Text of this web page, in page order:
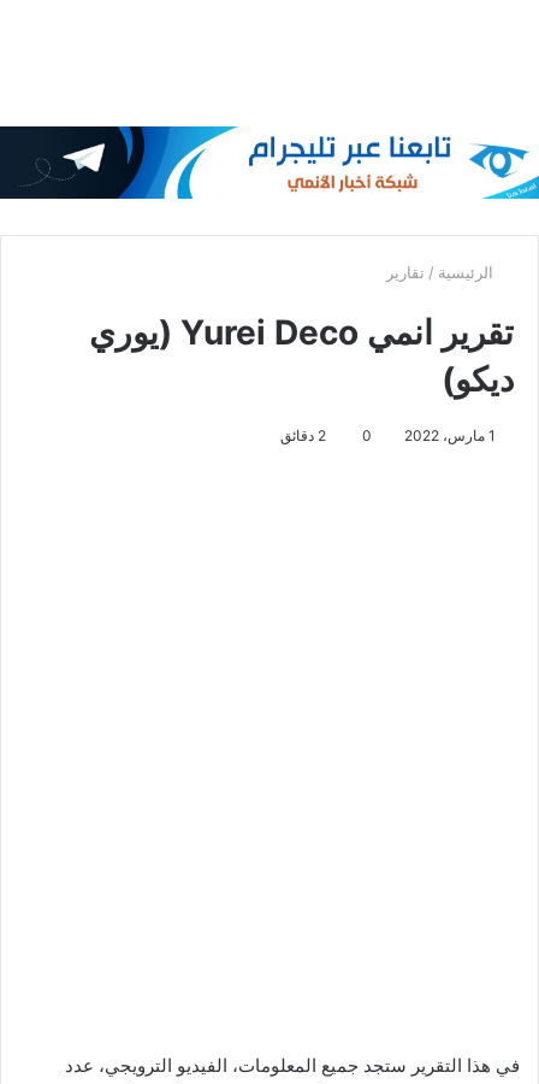
الرئيسية / تقارير
تقرير انمي Yurei Deco (يوري
ديكو)
1 مارس، 2022 0
في هذا التقرير ستجد جميع المعلومات، الفيديو الترويجي، عدد